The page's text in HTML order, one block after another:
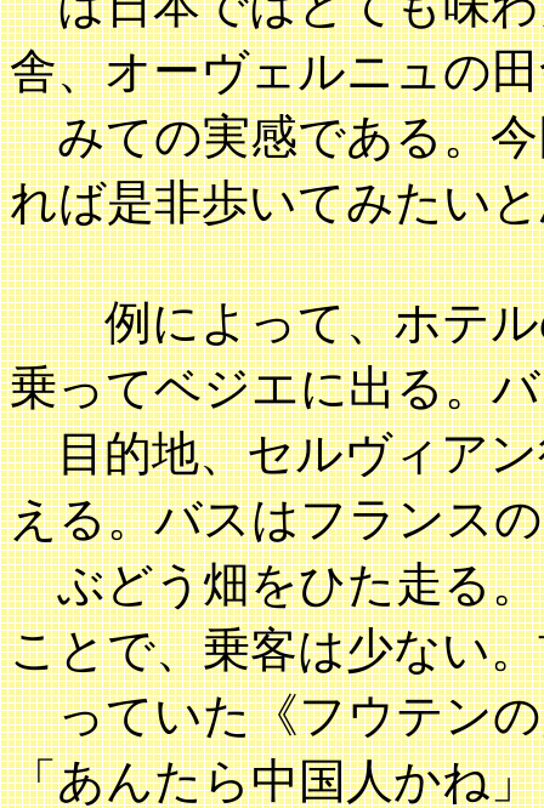
舎、オーヴェルニュの
みての実感である。今
れば是非歩いてみたい
例によって、ホテル
乗ってベジエに出る。
目的地、セルヴィアン
える。バスはフランス
ぶどう畑をひた走る。
ことで、乗客は少ない
っていた《フウテンの
「あんたら中国人かね